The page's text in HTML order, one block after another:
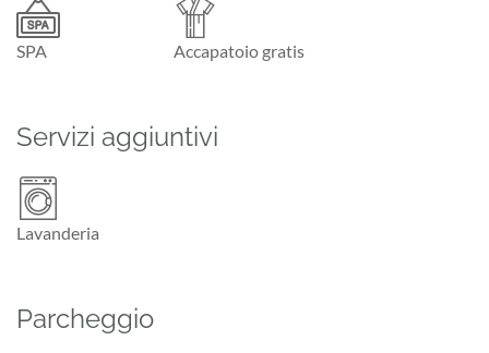
SPA Accapatoio gratis
Servizi aggiuntivi
Lavanderia
Parcheggio